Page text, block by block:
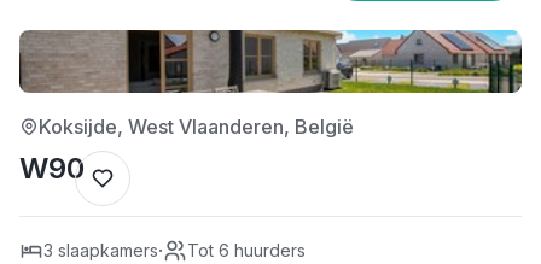
4/5
Koksijde, West Vlaanderen, België
W90
3 slaapkamers· Tot 6 huurders